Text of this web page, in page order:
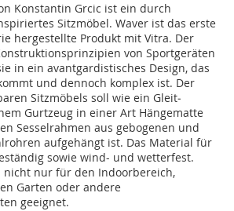
Konstantin Grcic ist ein durch
Sitzmöbel. Waver ist das erste
hergestellte Produkt mit Vitra. Der
von Sportgeräten
in ein avantgardistisches Design, das
und dennoch komplex ist. Der
Sitzmöbels soll wie ein Gleit­­
Gurtzeug in einer Art Hängematte
Sesselrahmen aus gebogenen und
aufgehängt ist. Das Material für
sowie wind- und wetterfest.
nicht nur für den Indoorbereich,
Garten oder andere
geeignet.